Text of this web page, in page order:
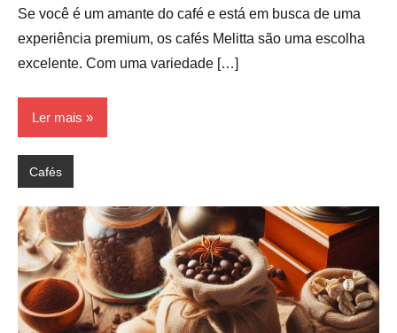
Se você é um amante do café e está em busca de uma
experiência premium, os cafés Melitta são uma escolha
excelente. Com uma variedade […]
Ler mais
Cafés